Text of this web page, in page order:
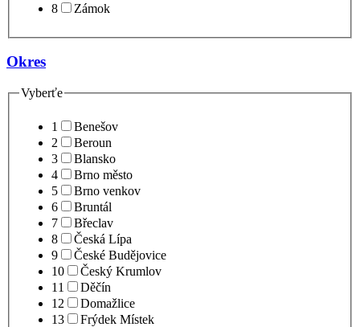
8
Zámok
Okres
Vyberťe
1
Benešov
2
Beroun
3
Blansko
4
Brno město
5
Brno venkov
6
Bruntál
7
Břeclav
8
Česká Lípa
9
České Budějovice
10
Český Krumlov
11
Děčín
12
Domažlice
13
Frýdek Místek